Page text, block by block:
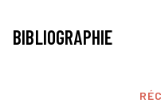
BIBLIOGRAPHIE